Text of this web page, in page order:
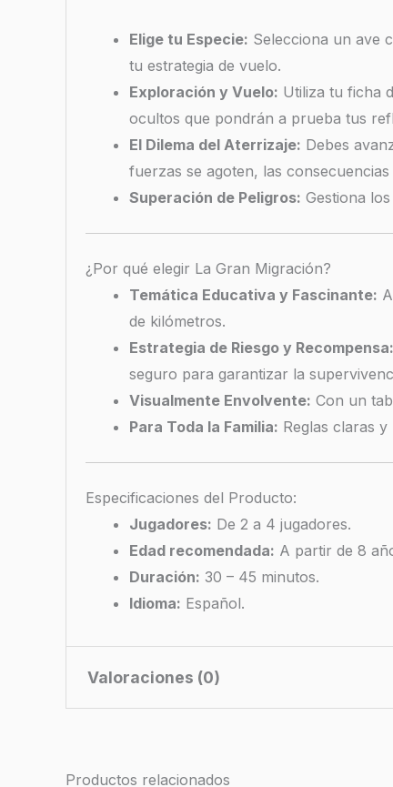
Elige tu Especie: Selecciona un ave
tu estrategia de vuelo.
Exploración y Vuelo: Utiliza tu ficha
ocultos que pondrán a prueba tus
El Dilema del Aterrizaje: Debes
fuerzas se agoten, las
Superación de Peligros: Gestiona
¿Por qué elegir La Gran Migración?
Temática Educativa y Fascinante:
de kilómetros.
Estrategia de Riesgo y Recompensa:
seguro para garantizar la
Visualmente Envolvente: Con un
Para Toda la Familia: Reglas claras
Especificaciones del Producto:
Jugadores: De 2 a 4 jugadores.
Edad recomendada: A partir de 8
Duración: 30 – 45 minutos.
Idioma: Español.
Valoraciones (0)
Productos relacionados